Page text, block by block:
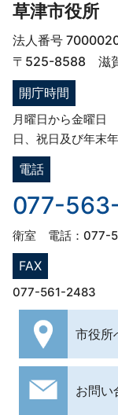
草津市役所
法人番号
〒525-8588 滋
開庁時間
月曜日から金曜日
日、祝日及び年末
電話
077-
衛室 電話：077-
FAX
077-561-2483
市役所
お問い